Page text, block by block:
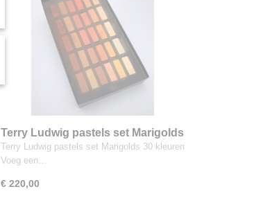
Terry Ludwig pastels set Marigolds
30 kleuren
Terry Ludwig pastels set Marigolds 30 kleuren
Voeg een…
€ 220,00